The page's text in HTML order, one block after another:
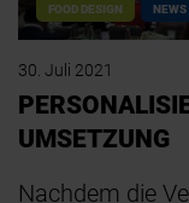
FOOD DESIGN NEWS
30. Juli 2021
UMSETZUNG
Nachdem die